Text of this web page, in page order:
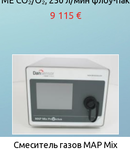
9 115 €
Смеситель газов MAP Mix